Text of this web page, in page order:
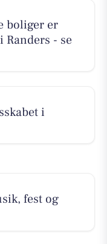
boliger er
- se
i
fest og